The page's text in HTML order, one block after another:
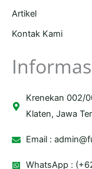
Artikel
Kontak Kami
Krenekan 002/
Klaten, Jawa
Email :
WhatsApp :